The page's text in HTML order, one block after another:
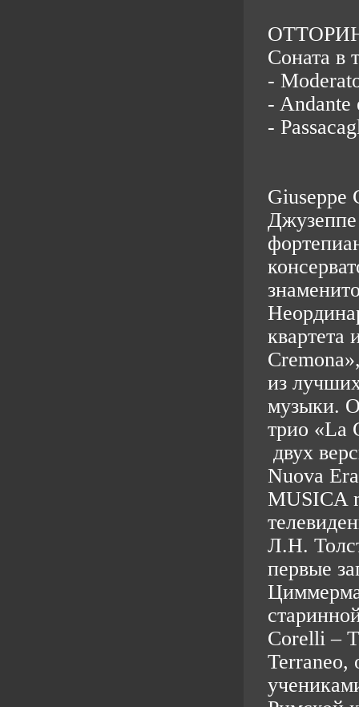
Соната в
-
- Andante
-
Giuseppe
квартета
из
музыки.
трио «La
двух
Nuova
MUSICA
Л.Н.
первые
Corelli –
Terraneo,